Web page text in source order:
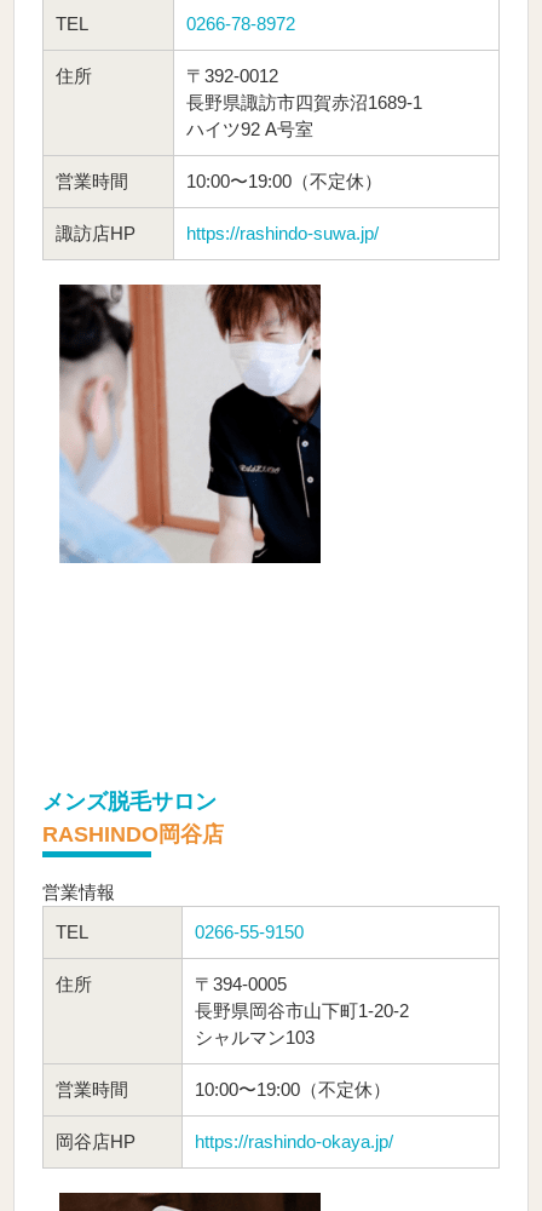
TEL
0266-78-8972
住所
〒392-0012
長野県諏訪市四賀赤沼1689-1
ハイツ92 A号室
営業時間 10:00〜19:00（不定休）
諏訪店HP https://rashindo-suwa.jp/
メンズ脱毛サロン
RASHINDO岡谷店
営業情報
TEL
0266-55-9150
住所
〒394-0005
長野県岡谷市山下町1-20-2
シャルマン103
営業時間 10:00〜19:00（不定休）
岡谷店HP https://rashindo-okaya.jp/